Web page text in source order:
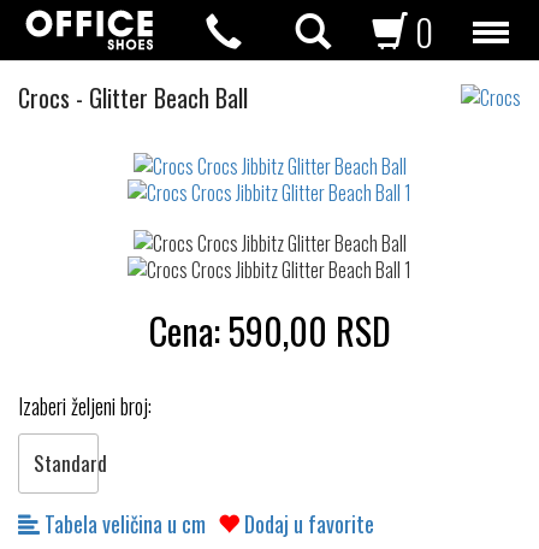
0
Crocs Crocs
- Glitter Beach Ball
Cena:590,00 RSD
Izaberi željeni broj:
Standard
Tabela veličina u cm Dodaj u favorite